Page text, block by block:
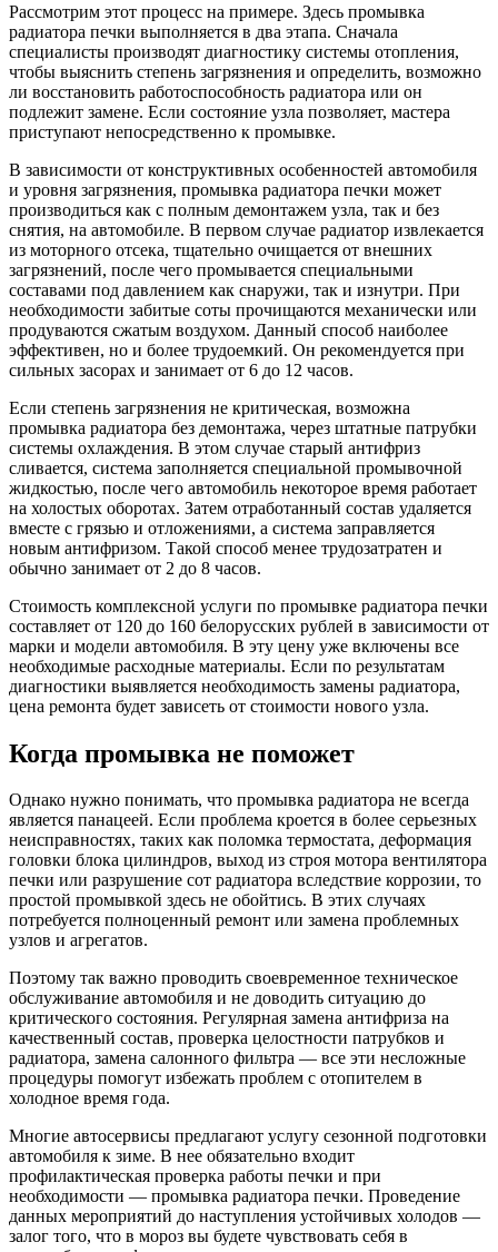
Рассмотрим этот процесс на примере. Здесь промывка
радиатора печки выполняется в два этапа. Сначала
специалисты производят диагностику системы отопления,
чтобы выяснить степень загрязнения и определить, возможно
ли восстановить работоспособность радиатора или он
подлежит замене. Если состояние узла позволяет, мастера
приступают непосредственно к промывке.
В зависимости от конструктивных особенностей автомобиля
и уровня загрязнения, промывка радиатора печки может
производиться как с полным демонтажем узла, так и без
снятия, на автомобиле. В первом случае радиатор извлекается
из моторного отсека, тщательно очищается от внешних
загрязнений, после чего промывается специальными
составами под давлением как снаружи, так и изнутри. При
необходимости забитые соты прочищаются механически или
продуваются сжатым воздухом. Данный способ наиболее
эффективен, но и более трудоемкий. Он рекомендуется при
сильных засорах и занимает от 6 до 12 часов.
Если степень загрязнения не критическая, возможна
промывка радиатора без демонтажа, через штатные патрубки
системы охлаждения. В этом случае старый антифриз
сливается, система заполняется специальной промывочной
жидкостью, после чего автомобиль некоторое время работает
на холостых оборотах. Затем отработанный состав удаляется
вместе с грязью и отложениями, а система заправляется
новым антифризом. Такой способ менее трудозатратен и
обычно занимает от 2 до 8 часов.
Стоимость комплексной услуги по промывке радиатора печки
составляет от 120 до 160 белорусских рублей в зависимости от
марки и модели автомобиля. В эту цену уже включены все
необходимые расходные материалы. Если по результатам
диагностики выявляется необходимость замены радиатора,
цена ремонта будет зависеть от стоимости нового узла.
Когда промывка не поможет
Однако нужно понимать, что промывка радиатора не всегда
является панацеей. Если проблема кроется в более серьезных
неисправностях, таких как поломка термостата, деформация
головки блока цилиндров, выход из строя мотора вентилятора
печки или разрушение сот радиатора вследствие коррозии, то
простой промывкой здесь не обойтись. В этих случаях
потребуется полноценный ремонт или замена проблемных
узлов и агрегатов.
Поэтому так важно проводить своевременное техническое
обслуживание автомобиля и не доводить ситуацию до
критического состояния. Регулярная замена антифриза на
качественный состав, проверка целостности патрубков и
радиатора, замена салонного фильтра — все эти несложные
процедуры помогут избежать проблем с отопителем в
холодное время года.
Многие автосервисы предлагают услугу сезонной подготовки
автомобиля к зиме. В нее обязательно входит
профилактическая проверка работы печки и при
необходимости — промывка радиатора печки. Проведение
данных мероприятий до наступления устойчивых холодов —
залог того, что в мороз вы будете чувствовать себя в